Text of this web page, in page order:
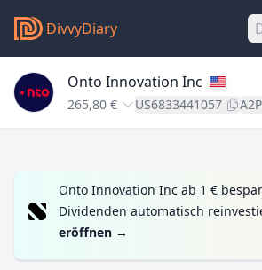
DivvyDiary
Onto Innovation Inc
265,80 € US6833441057
Onto Innovation Inc ab 1 €
Dividenden automatisch
eröffnen →